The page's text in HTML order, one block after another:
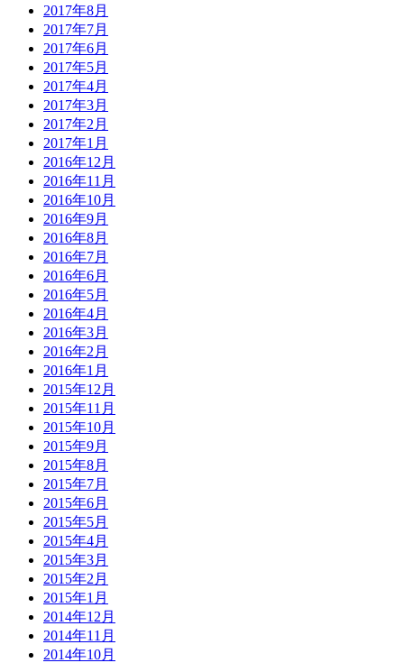
2017年8月
2017年7月
2017年6月
2017年5月
2017年4月
2017年3月
2017年2月
2017年1月
2016年12月
2016年11月
2016年10月
2016年9月
2016年8月
2016年7月
2016年6月
2016年5月
2016年4月
2016年3月
2016年2月
2016年1月
2015年12月
2015年11月
2015年10月
2015年9月
2015年8月
2015年7月
2015年6月
2015年5月
2015年4月
2015年3月
2015年2月
2015年1月
2014年12月
2014年11月
2014年10月